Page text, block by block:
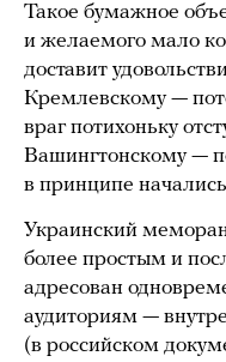
Такое бумажное
и желаемого мало
доставит
Кремлевскому —
враг потихоньку
Вашингтонскому —
в принципе
Украинский
более простым и
адресован
аудиториям —
(в российском